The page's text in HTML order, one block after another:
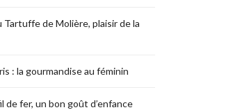
de Molière, plaisir de la
: la gourmandise au féminin
de fer, un bon goût d’enfance